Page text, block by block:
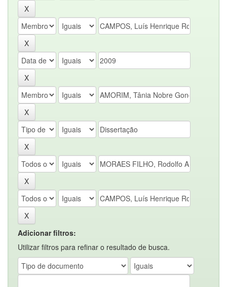
Adicionar filtros:
Utilizar filtros para refinar o resultado de busca.